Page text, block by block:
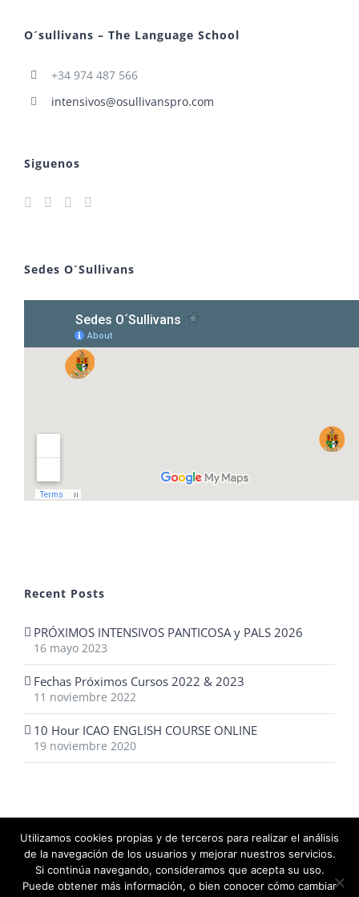
O´sullivans – The Language School
+34 974 487 566
intensivos@osullivanspro.com
Siguenos
Sedes O´Sullivans
Recent Posts
PRÓXIMOS INTENSIVOS PANTICOSA y PALS 2026
16 mayo 2023
Fechas Próximos Cursos 2022 & 2023
11 noviembre 2022
10 Hour ICAO ENGLISH COURSE ONLINE
19 noviembre 2020
© 2014-2020 O'Sullivans - The language school |Aviso Legal·
política de Cookies·política de Privacidad
Desarrollado por Reset Internet
Utilizamos cookies propias y de terceros para realizar el análisis
de la navegación de los usuarios y mejorar nuestros servicios.
Si continúa navegando, consideramos que acepta su uso.
Puede obtener más información, o bien conocer cómo cambiar